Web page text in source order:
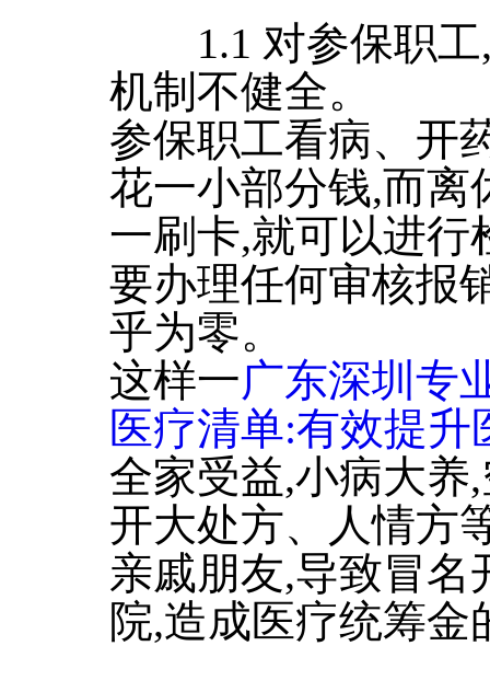
1.1 对参保职工,
机制不健全。
参保职工看病、开
花一小部分钱,而离
一刷卡,就可以进行
要办理任何审核报
乎为零。
这样一广东深圳专
医疗清单:有效提升
全家受益,小病大养
开大处方、人情方
亲戚朋友,导致冒名
院,造成医疗统筹